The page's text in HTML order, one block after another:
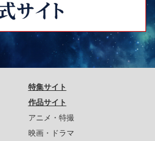
特集サイト
作品サイト
アニメ・特撮
映画・ドラマ